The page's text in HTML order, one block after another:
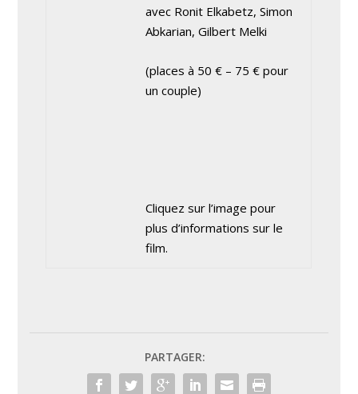
avec Ronit Elkabetz, Simon
Abkarian, Gilbert Melki
(places à 50 € – 75 € pour
un couple)
Cliquez sur l’image pour
plus d’informations sur le
film.
PARTAGER: